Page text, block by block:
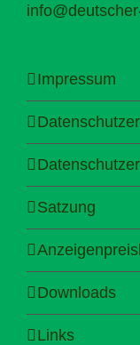
Impressum
Satzung
Downloads
Links